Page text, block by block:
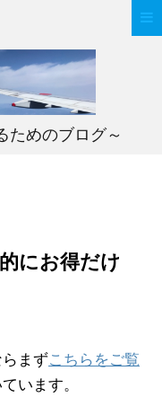
ためのブログ～
にお得だけ
まずこちらをご覧
います。